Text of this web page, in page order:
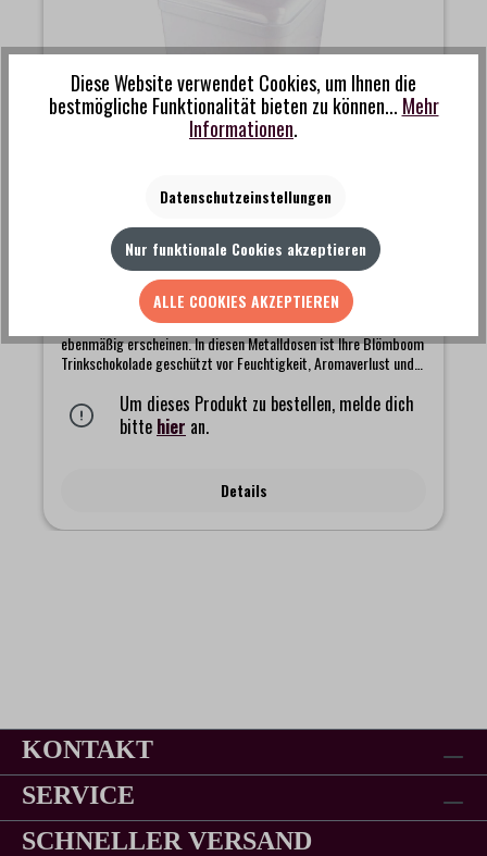
Blömboom - Gastronomie - Metalldose weiss
Bringen Ordnung in das Beutelchaos und lassen Ihre Schränke
ebenmäßig erscheinen. In diesen Metalldosen ist Ihre Blömboom
Trinkschokolade geschützt vor Feuchtigkeit, Aromaverlust und
die großen Food Service-Dosen. In den Farben weiß und rot
verfügbar.Fassungsvermögen: 1 kg.
Um dieses Produkt zu bestellen, melde dich
bitte hier an.
Details
KONTAKT
SERVICE
SCHNELLER VERSAND
Diese Website verwendet Cookies, um Ihnen die
bestmögliche Funktionalität bieten zu können... Mehr
Informationen.
Datenschutzeinstellungen
Nur funktionale Cookies akzeptieren
ALLE COOKIES AKZEPTIEREN